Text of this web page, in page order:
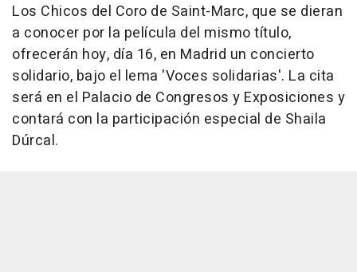
Los Chicos del Coro de Saint-Marc, que se dieran
a conocer por la película del mismo título,
ofrecerán hoy, día 16, en Madrid un concierto
solidario, bajo el lema 'Voces solidarias'. La cita
será en el Palacio de Congresos y Exposiciones y
contará con la participación especial de Shaila
Dúrcal.